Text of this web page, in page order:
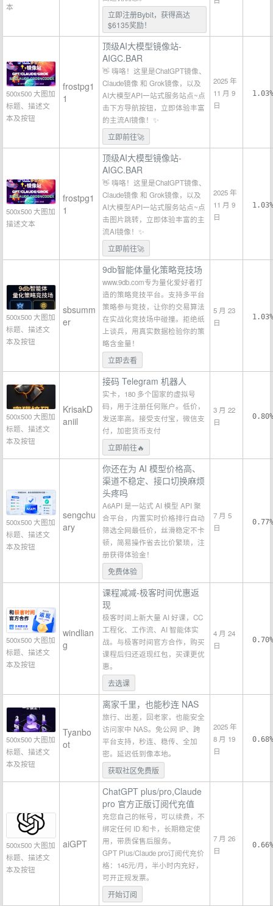
本
立即注册Bybit，获得高达
$6135奖励！
500x500 大图加
标题、描述文
本及按钮
frostpg1
1
顶级AI大模型镜像站-
AIGC.BAR
👋 嗨咯！这里是ChatGPT镜像、
Claude镜像 和 Grok镜像，以及
AI大模型API一站式服务站点~点
击下方导航按钮，立即体验丰富
的主流AI镜像！✨
立即前往🚀
2025 年
11 月 9
日
1.03%
500x500 大图加
描述文本
frostpg1
1
顶级AI大模型镜像站-
AIGC.BAR
👋 嗨咯！这里是ChatGPT镜像、
Claude镜像 和 Grok镜像，以及
AI大模型API一站式服务站点~点
击图片跳转，立即体验丰富的主
流AI镜像！✨
立即前往🚀
2025 年
11 月 9
日
1.03%
500x500 大图加
标题、描述文
本及按钮
sbsumm
er
9db智能体量化策略竞技场
www.9db.com专为量化爱好者打
造的策略竞技平台。支持多平台
策略参与竞技，让你的交易算法
在实战化竞技场中碰撞。拒绝纸
上谈兵，用真实数据检验你的策
略含金量！
立即去看
5 月 23
日
1.03%
500x500 大图加
标题、描述文
本及按钮
KrisakD
aniil
接码 Telegram 机器人
实卡，180 多个国家的虚拟号
码，用于注册任何账户。低价，
发送率高。接受支付宝，微信支
付，加密货币支付
立即前往🔥
3 月 22
日
0.80%
500x500 大图加
标题、描述文
本及按钮
sengchu
ary
你还在为 AI 模型价格高、
渠道不稳定、接口切换麻烦
头疼吗
A6API 是一站式 AI 模型 API 聚
合平台，内置实时价格排行自动
筛选全网最低价，丝滑稳定不卡
顿，简易操作省去比价繁琐，注
册获得体验金！
免费体验
7 月 5
日
0.77%
500x500 大图加
标题、描述文
本及按钮
windlian
g
课程减减-极客时间优惠返
现
极客时间上新大量 AI 好课，CC
工程化、工作流、AI 智能体实
战。与极客时间官方合作，购买
课程后归还返现红包，买课更优
惠。
去选课
4 月 24
日
0.70%
500x500 大图加
标题、描述文
本及按钮
Tyanbo
ot
离家千里，也能秒连 NAS
旅行、出差，回老家，也能安全
访问家中 NAS。免公网 IP、跨
平台支持，秒连、稳传、全加
密。延迟低到像本地。
获取社区免费版
2025 年
8 月 19
日
0.68%
500x500 大图加
标题、描述文
本及按钮
aiGPT
ChatGPT plus/pro,Claude
pro 官方正版订阅代充值
充您自己的帐号，可以续费，不
绑定任何 ID 和卡，长期稳定使
用，带质保售后服务。
GPT Plus/Claude pro订阅代充价
格：145元/月，半小时内充好，
可开正规发票。
开始订阅
7 月 26
日
0.66%